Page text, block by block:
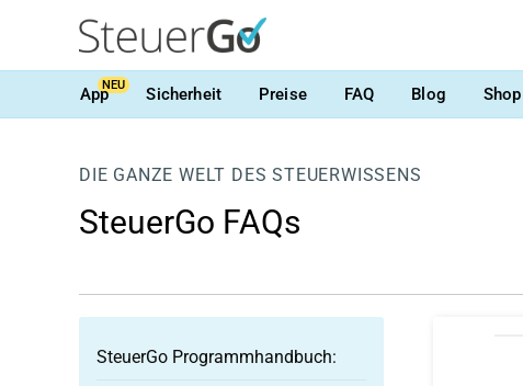
AppNEU Sicherheit Preise FAQ Blog Shop
DIE GANZE WELT DES STEUERWISSENS
SteuerGo FAQs
SteuerGo Programmhandbuch: